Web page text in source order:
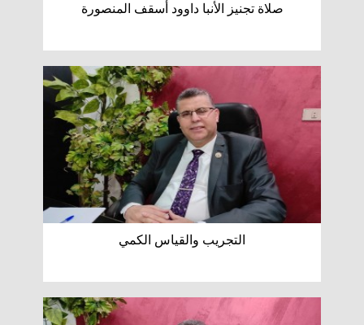
صلاة تجنيز الأنبا داوود أسقف المنصورة
التجريب والقياس الكمي